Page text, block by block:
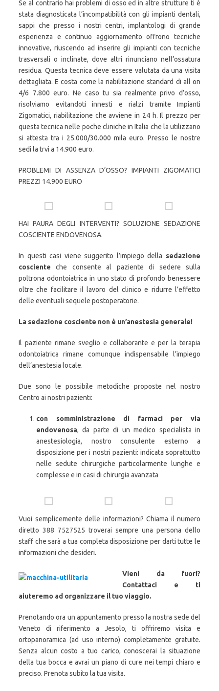
Se al contrario hai problemi di osso ed in altre strutture ti è
stata diagnosticata l’incompatibilità con gli impianti dentali,
sappi che presso i nostri centri, implantologi di grande
esperienza e continuo aggiornamento offrono tecniche
innovative, riuscendo ad inserire gli impianti con tecniche
trasversali o inclinate, dove altri rinunciano nell’ossatura
residua. Questa tecnica deve essere valutata da una visita
dettagliata. E costa come la riabilitazione standard di all on
4/6 7.800 euro. Ne caso tu sia realmente privo d’osso,
risolviamo evitandoti innesti e rialzi tramite Impianti
Zigomatici, riabilitazione che avviene in 24 h. Il prezzo per
questa tecnica nelle poche cliniche in Italia che la utilizzano
si attesta tra i 25.000/30.000 mila euro. Presso le nostre
sedi la trvi a 14.900 euro.
PROBLEMI DI ASSENZA D’OSSO? IMPIANTI ZIGOMATICI
PREZZI 14.900 EURO
HAI PAURA DEGLI INTERVENTI? SOLUZIONE SEDAZIONE
COSCIENTE ENDOVENOSA.
In questi casi viene suggerito l’impiego della sedazione
cosciente che consente al paziente di sedere sulla
poltrona odontoiatrica in uno stato di profondo benessere
oltre che facilitare il lavoro del clinico e ridurre l’effetto
delle eventuali sequele postoperatorie.
La sedazione cosciente non è un’anestesia generale!
Il paziente rimane sveglio e collaborante e per la terapia
odontoiatrica rimane comunque indispensabile l’impiego
dell’anestesia locale.
Due sono le possibile metodiche proposte nel nostro
Centro ai nostri pazienti:
con somministrazione di farmaci per via
endovenosa, da parte di un medico specialista in
anestesiologia, nostro consulente esterno a
disposizione per i nostri pazienti: indicata soprattutto
nelle sedute chirurgiche particolarmente lunghe e
complesse e in casi di chirurgia avanzata
Vuoi semplicemente delle informazioni? Chiama il numero
diretto 388 7527525 troverai sempre una persona dello
staff che sarà a tua completa disposizione per darti tutte le
informazioni che desideri.
Vieni da fuori?
Contattaci e ti
aiuteremo ad organizzare il tuo viaggio.
Prenotando ora un appuntamento presso la nostra sede del
Veneto di riferimento a Jesolo, ti offriremo visita e
ortopanoramica (ad uso interno) completamente gratuite.
Senza alcun costo a tuo carico, conoscerai la situazione
della tua bocca e avrai un piano di cure nei tempi chiaro e
preciso. Prenota subito la tua visita.